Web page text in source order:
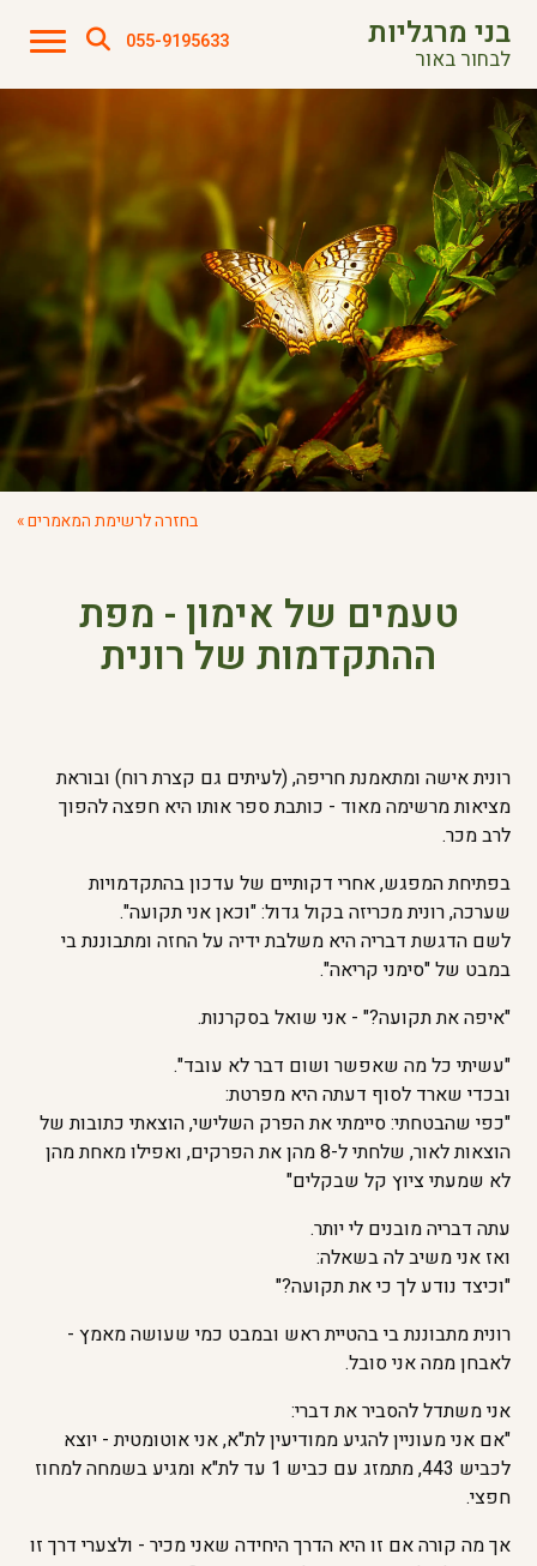
בני מרגליות
לבחור באור
055-9195633
בחזרה לרשימת המאמרים »
טעמים של אימון - מפת
ההתקדמות של רונית
רונית אישה ומתאמנת חריפה, (לעיתים גם קצרת רוח) ובוראת
מציאות מרשימה מאוד - כותבת ספר אותו היא חפצה להפוך
לרב מכר.
בפתיחת המפגש, אחרי דקותיים של עדכון בהתקדמויות
שערכה, רונית מכריזה בקול גדול: "וכאן אני תקועה".
לשם הדגשת דבריה היא משלבת ידיה על החזה ומתבוננת בי
במבט של "סימני קריאה".
"איפה את תקועה?" - אני שואל בסקרנות.
"עשיתי כל מה שאפשר ושום דבר לא עובד".
ובכדי שארד לסוף דעתה היא מפרטת:
"כפי שהבטחתי: סיימתי את הפרק השלישי, הוצאתי כתובות של
הוצאות לאור, שלחתי ל-8 מהן את הפרקים, ואפילו מאחת מהן
לא שמעתי ציוץ קל שבקלים"
עתה דבריה מובנים לי יותר.
ואז אני משיב לה בשאלה:
"וכיצד נודע לך כי את תקועה?"
רונית מתבוננת בי בהטיית ראש ובמבט כמי שעושה מאמץ -
לאבחן ממה אני סובל.
אני משתדל להסביר את דברי:
"אם אני מעוניין להגיע ממודיעין לת"א, אני אוטומטית - יוצא
לכביש 443, מתמזג עם כביש 1 עד לת"א ומגיע בשמחה למחוז
חפצי.
אך מה קורה אם זו היא הדרך היחידה שאני מכיר - ולצערי דרך זו